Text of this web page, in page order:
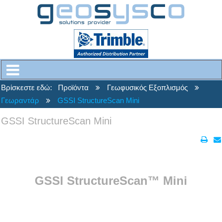
Βρίσκεστε εδώ: Προϊόντα
Γεωφυσικός Εξοπλισμός
Γεωραντάρ
GSSI StructureScan Mini
GSSI StructureScan Mini
GSSI StructureScan™ Mini